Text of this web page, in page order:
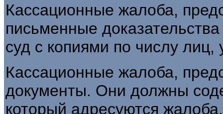
Кассационные жалоба,
письменные
суд с копиями по числу
Кассационные жалоба,
документы. Они должны
который адресуются